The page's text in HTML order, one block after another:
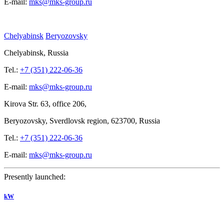
E-mail: mks@mks-group.ru
Chelyabinsk Beryozovsky
Chelyabinsk, Russia
Tel.: +7 (351) 222-06-36
E-mail: mks@mks-group.ru
Kirova Str. 63, office 206,
Beryozovsky, Sverdlovsk region, 623700, Russia
Tel.: +7 (351) 222-06-36
E-mail: mks@mks-group.ru
Presently launched:
kW